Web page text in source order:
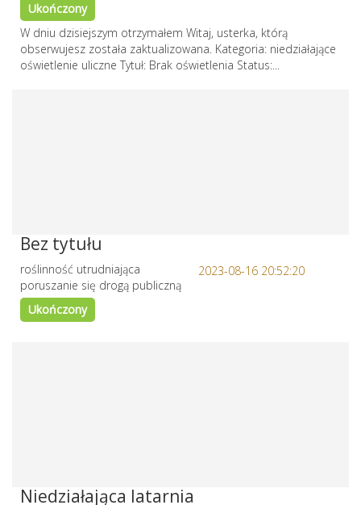
Ukończony
W dniu dzisiejszym otrzymałem Witaj, usterka, którą
obserwujesz została zaktualizowana. Kategoria: niedziałające
oświetlenie uliczne Tytuł: Brak oświetlenia Status:...
Bez tytułu
2023-08-16 20:52:20
roślinność utrudniająca
poruszanie się drogą publiczną
Ukończony
Niedziałająca latarnia